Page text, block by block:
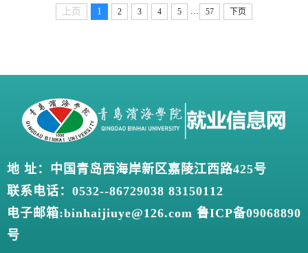
上页 1 2 3 4 5 57 下页
地 址：中国青岛西海岸新区嘉陵江西路425号
联系电话：0532--86729038 83150112
电子邮箱:binhaijiuye@126.com 鲁ICP备09068890
号